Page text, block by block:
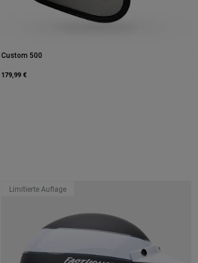
Custom 500
179,99 €
Limitierte Auflage